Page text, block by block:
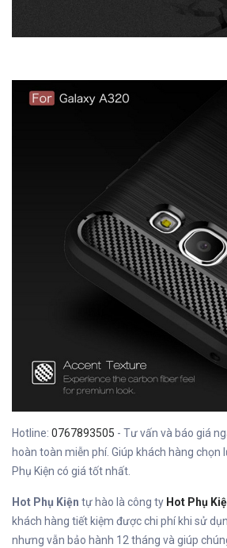
Hotline: 0767893505 - Tư vấn và báo giá
hoàn toàn miễn phí. Giúp khách hàng chọn
Phụ Kiện có giá tốt nhất.
Hot Phụ Kiện tự hào là công ty Hot Phụ
khách hàng tiết kiệm được chi phí khi sử
nhưng vẫn bảo hành 12 tháng và giúp